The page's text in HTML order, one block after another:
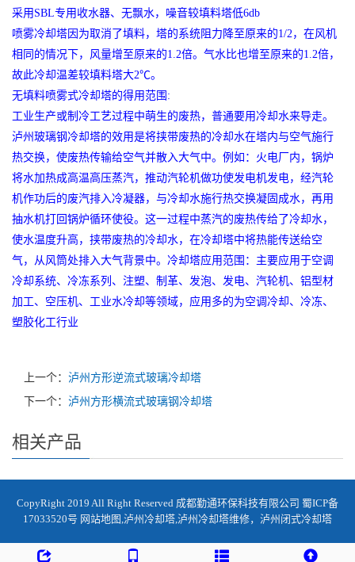
采用SBL专用收水器、无飘水，噪音较填料塔低6db
喷雾冷却塔因为取消了填料，塔的系统阻力降至原来的1/2，在风机
相同的情况下，风量增至原来的1.2倍。气水比也增至原来的1.2倍，
故此冷却温差较填料塔大2℃。
无填料喷雾式冷却塔的得用范围:
工业生产或制冷工艺过程中萌生的废热，普通要用冷却水来导走。
泸州玻璃钢冷却塔的效用是将挟带废热的冷却水在塔内与空气施行
热交换，使废热传输给空气并散入大气中。例如：火电厂内，锅炉
将水加热成高温高压蒸汽，推动汽轮机做功使发电机发电，经汽轮
机作功后的废汽排入冷凝器，与冷却水施行热交换凝固成水，再用
抽水机打回锅炉循环使役。这一过程中蒸汽的废热传给了冷却水，
使水温度升高，挟带废热的冷却水，在冷却塔中将热能传送给空
气，从风筒处排入大气背景中。冷却塔应用范围：主要应用于空调
冷却系统、冷冻系列、注塑、制革、发泡、发电、汽轮机、铝型材
加工、空压机、工业水冷却等领域，应用多的为空调冷却、冷冻、
塑胶化工行业
上一个： 泸州方形逆流式玻璃冷却塔
下一个： 泸州方形横流式玻璃钢冷却塔
相关产品
CopyRight 2019 All Right Reserved 成都勤通环保科技有限公司 蜀ICP备
17033520号 网站地图,泸州冷却塔,泸州冷却塔维修， 泸州闭式冷却塔